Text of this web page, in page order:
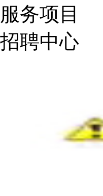
服务项目
招聘中心